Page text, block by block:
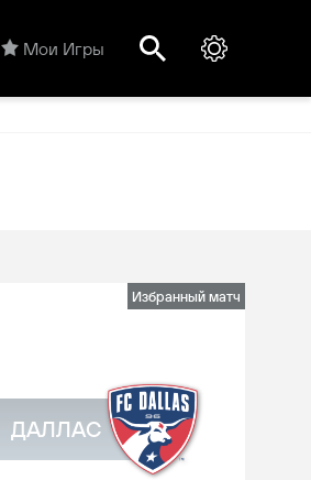
Мои Игры
Избранный матч
ДАЛЛАС